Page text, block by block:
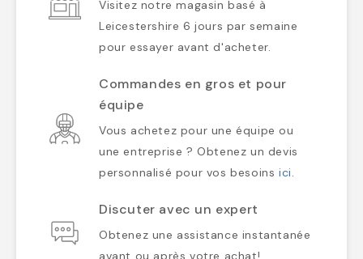
Visitez notre magasin basé à
Leicestershire 6 jours par semaine
pour essayer avant d'acheter.
Commandes en gros et pour
équipe
Vous achetez pour une équipe ou
une entreprise ? Obtenez un devis
personnalisé pour vos besoinsici.
Discuter avec un expert
Obtenez une assistance instantanée
avant ou après votre achat!